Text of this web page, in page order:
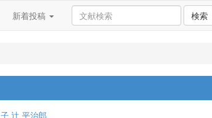
新着投稿 検索
辻 平治郎